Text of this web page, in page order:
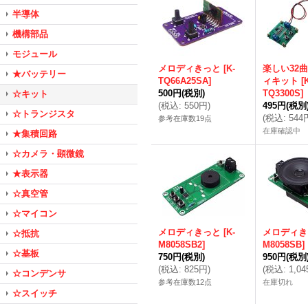
半導体
機構部品
モジュール
★バッテリー
☆キット
☆トランジスタ
★集積回路
☆カメラ・顕微鏡
★表示器
☆真空管
☆マイコン
☆抵抗
☆基板
☆コンデンサ
☆スイッチ
メロディきっと [K-
TQ66A25SA]
500円(税別)
(税込: 550円)
参考在庫数19点
楽しい32
ィキット [
TQ3300S]
495円(税別
(税込: 544
在庫確認中
メロディきっと [K-
M8058SB2]
750円(税別)
(税込: 825円)
参考在庫数12点
メロディ
M8058SB]
950円(税別
(税込:
在庫切れ